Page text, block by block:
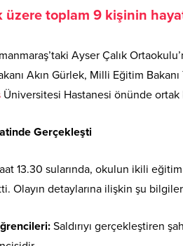
üzere toplam 9 kişinin
Ayser Çalık
Akın Gürlek, Milli Eğitim
Üniversitesi Hastanesi önünde ortak
Gerçekleşti
13.30 sularında, okulun ikili
Olayın detaylarına ilişkin şu bilgiler
Saldırıyı gerçekleştiren